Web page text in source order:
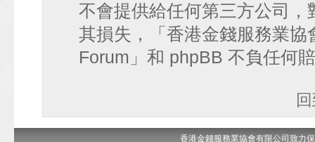
不會提供給任何第三方公司
其損失，「香港金錢服務業
Forum」和 phpBB 不負任何
香港金錢服務業協會有限公司致力